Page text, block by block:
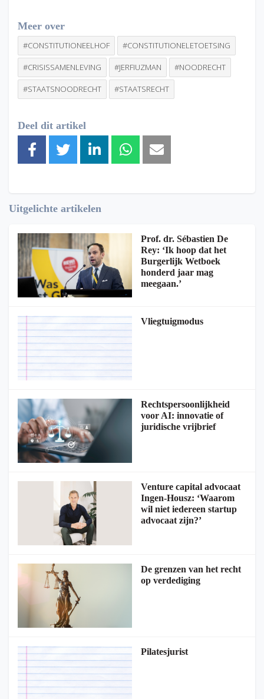
Meer over
#CONSTITUTIONEELHOF #CONSTITUTIONELETOETSING
#CRISISSAMENLEVING #JERFIUZMAN #NOODRECHT
#STAATSNOODRECHT #STAATSRECHT
Deel dit artikel
Uitgelichte artikelen
Prof. dr. Sébastien De
Rey: ‘Ik hoop dat het
Burgerlijk Wetboek
honderd jaar mag
meegaan.’
Vliegtuigmodus
Rechtspersoonlijkheid
voor AI: innovatie of
juridische vrijbrief
Venture capital advocaat
Ingen-Housz: ‘Waarom
wil niet iedereen startup
advocaat zijn?’
De grenzen van het recht
op verdediging
Pilatesjurist